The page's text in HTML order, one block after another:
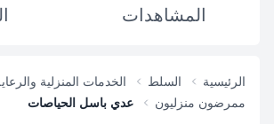
المشاهدات
الرئيسية السلط
الخدمات المنزلية
ممرضون منزليون
عدي باسل الحياصات